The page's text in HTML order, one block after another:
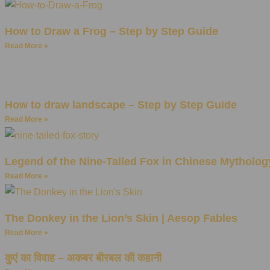
How to Draw a Frog – Step by Step Guide
Read More »
How to draw landscape – Step by Step Guide
Read More »
Legend of the Nine-Tailed Fox in Chinese
Read More »
The Donkey in the Lion’s Skin | Aesop Fables
Read More »
कुएं का विवाह – अकबर बीरबल की कहानी